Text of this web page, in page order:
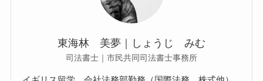
東海林 美夢｜しょうじ みむ
司法書士｜市民共同司法書士事務所